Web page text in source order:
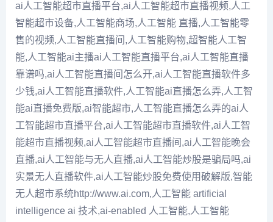
ai人工智能超市直播平台,ai人工智能超市直播视频,人工
智能超市设备,人工智能商场,人工智能 直播,人工智能零
售的视频,人工智能直播间,人工智能购物,超智能人工智
能,人工智能ai主播ai人工智能直播平台,ai人工智能直播
靠谱吗,ai人工智能直播间怎么开,ai人工智能直播软件多
少钱,ai人工智能直播软件,人工智能ai直播怎么弄,人工智
能ai直播免费版,ai智能超市,人工智能直播怎么弄的ai人
工智能超市直播平台,ai人工智能超市直播软件,ai人工智
能超市直播视频,ai人工智能超市直播间,ai人工智能晚会
直播,ai人工智能与无人直播,ai人工智能炒股是骗局吗,ai
实景无人直播软件,ai人工智能炒股免费使用破解版,智能
无人超市系统http://www.ai.com,人工智能 artificial
intelligence ai 技术,ai-enabled 人工智能,人工智能